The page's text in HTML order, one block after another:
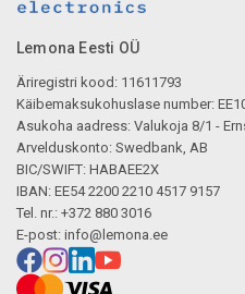
Lemona Eesti OÜ
Äriregistri kood: 11611793
Käibemaksukohuslase number:
Asukoha aadress: Valukoja 8/1 -
Arvelduskonto: Swedbank, AB
BIC/SWIFT: HABAEE2X
IBAN: EE54 2200 2210 4517 9157
Tel. nr.: +372 880 3016
E-post: info@lemona.ee